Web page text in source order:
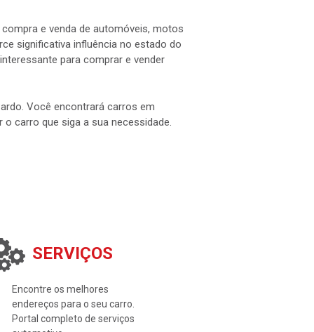
e venda de automóveis, motos
significativa influência no estado do
para comprar e vender
Você encontrará carros em
carro que siga a sua necessidade.
SERVIÇOS
Encontre os melhores
endereços para o seu carro.
Portal completo de serviços